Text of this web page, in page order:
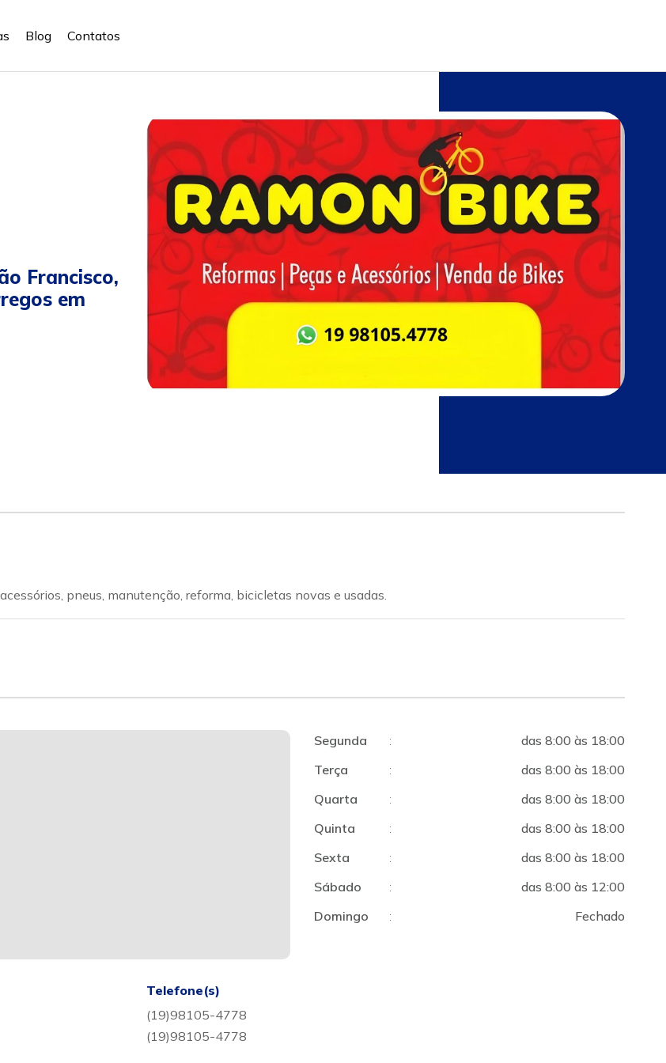
Blog Contatos
Francisco,
em
pneus, manutenção, reforma, bicicletas novas e usadas.
Segunda :
das 8:00 às 18:00
Terça
:
das 8:00 às 18:00
Quarta
:
das 8:00 às 18:00
Quinta
:
das 8:00 às 18:00
Sexta
:
das 8:00 às 18:00
Sábado
:
das 8:00 às 12:00
Domingo
: Fechado
Telefone(s)
(19)98105-4778
(19)98105-4778